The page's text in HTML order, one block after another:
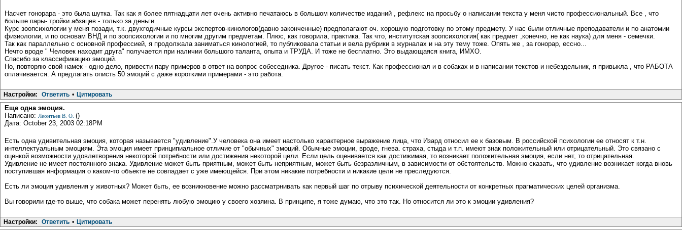
Насчет гонорара - это была шутка. Так как я более пятнадцати лет очень активно печатаюсь в большом количестве изданий , рефлекс на просьбу о написании текста у меня чисто профессиональный. Все , что
больше пары- тройки абзацев - только за деньги.
Курс зоопсихологии у меня позади, т.к. двухгодичные курсы экспертов-кинологов(давно законченные) предполагают оч. хорошую подготовку по этому предмету. У нас были отличные преподаватели и по анатомии
физиологии, и по основам ВНД и по зоопсихологии и по многим другим предметам. Плюс, как говорила, практика. Так что, институтская зоопсихология( как предмет ,конечно, не как наука) для меня - семечки.
Так как параллельно с основной профессией, я продолжала заниматься кинологией, то публиковала статьи и вела рубрики в журналах и на эту тему тоже. Опять же , за гонорар, ессно...
Нечто вроде " Человек находит друга" получается при наличии большого таланта, опыта и ТРУДА. И тоже не бесплатно. Это выдающаяся книга, ИМХО.
Спасибо за классификацию эмоций.
Но, повторяю свой намек - одно дело, привести пару примеров в ответ на вопрос собеседника. Другое - писать текст. Как профессионал и в собаках и в написании текстов и небездельник, я привыкла , что РАБОТА
оплачивается. А предлагать описть 50 эмоций с даже короткими примерами - это работа.
Настройки: Ответить • Цитировать
Еще одна эмоция.
Написано: Леонтьев В. О. ()
Дата: October 23, 2003 02:18PM
Есть одна удивительная эмоция, которая называется "удивление".У человека она имеет настолько характерное выражение лица, что Изард относил ее к базовым. В российской психологии ее относят к т.н.
интеллектуальным эмоциям. Эта эмоция имеет принципиальное отличие от "обычных" эмоций. Обычные эмоции, вроде, гнева. страха, стыда и т.п. имеют знак положительный или отрицательный. Это связано с
оценкой возможности удовлетворения некоторой потребности или достижения некоторой цели. Если цель оценивается как достижимая, то возникает положительная эмоция, если нет, то отрицательная.
Удивление не имеет постоянного знака. Удивление может быть приятным, может быть неприятным, может быть безразличным, в зависимости от обстоятельств. Можно сказать, что удивление возникает когда вновь
поступившая информация о каком-то объекте не совпадает с уже имеющейся. При этом никакие потребности и никакие цели не преследуются.
Есть ли эмоция удивления у животных? Может быть, ее возникновение можно рассматрнивать как первый шаг по отрыву психической деятельности от конкретных прагматических целей организма.
Вы говорили где-то выше, что собака может перенять любую эмоцию у своего хозяина. В принципе, я тоже думаю, что это так. Но относится ли это к эмоции удивления?
Настройки: Ответить • Цитировать